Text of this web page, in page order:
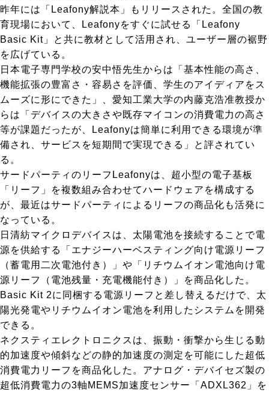
昨年には「Leafony解説本」もリリースされた。全国の教
育現場において、Leafonyをすぐに試せる「Leafony
Basic Kit」と共に教材として活用され、ユーザー層の裾野
を広げている。
日本電子専門学校の安中悟先生からは「基本性能の高さ、
機能拡張の豊富さ・容易さを評価、学生のアイディアをス
ムーズに形にできた」、愛知工業大学の内藤克浩准教授か
らは「デバイスの大きさや既存マイコンの消費電力の高さ
等が課題だったが、Leafonyは簡単に利用できる環境が準
備され、サービスを短期間で実現できる」と評されてい
る。
サードパーティのリーフ Leafonyは、超小型の電子基板
「リーフ」を複数組み合わせてハードウェアを構成する
が、最近はサードパーティによるリーフの商品化も活発に
なっている。
日清紡マイクロデバイスは、太陽電池を接続することで電
源を供給する「エナジーハーベスティング向け電源リーフ
（蓄電用二次電池付き）」や「リチウムイオン電池向け電
源リーフ（電池残量・充電機能付き）」を商品化した。
Basic Kit 2に同梱する電源リーフと差し替えるだけで、太
陽光発電やリチウムイオン電池を利用したシステムを開発
できる。
ネクスティエレクトロニクスは、振動・衝撃から生じる動
的加速度や傾斜などの静的加速度の測定を可能にした超低
消費電力リーフを商品化した。アナログ・デバイセズ製の
超低消費電力の3軸MEMS加速度センサー「ADXL362」を